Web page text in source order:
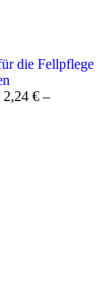
2,24 € –